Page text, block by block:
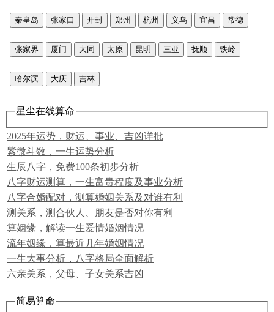
秦皇岛 张家口 开封 郑州 杭州 义乌 宜昌 常德
张家界 厦门 大同 太原 昆明 三亚 抚顺 铁岭
哈尔滨 大庆 吉林
星尘在线算命
2025年运势，财运、事业、吉凶详批
紫微斗数，一生运势分析
生辰八字，免费100条初步分析
八字财运测算，一生富贵程度及事业分析
八字合婚配对，测算婚姻关系及对谁有利
测关系，测合伙人、朋友是否对你有利
算姻缘，解读一生爱情婚姻情况
流年姻缘，算最近几年婚姻情况
一生大事分析，八字格局全面解析
六亲关系，父母、子女关系吉凶
简易算命